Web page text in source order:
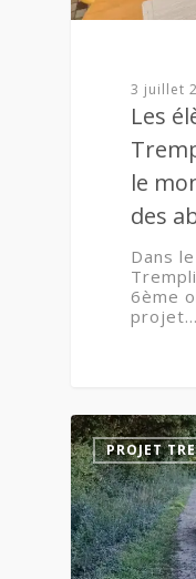
3 juillet
Les
le
des
Dans
6ème
projet…
PROJET